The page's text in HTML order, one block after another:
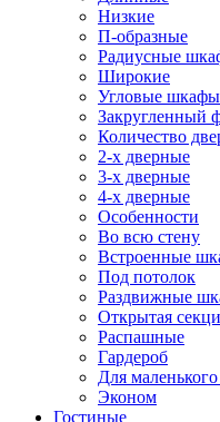
Низкие
П-образные
Радиусные
Широкие
Угловые
Закругленный
Количество
2-х дверные
3-х дверные
4-х дверные
Особенности
Во всю стену
Встроенные
Под потолок
Раздвижные
Открытая
Распашные
Гардероб
Для
Эконом
Гостиные